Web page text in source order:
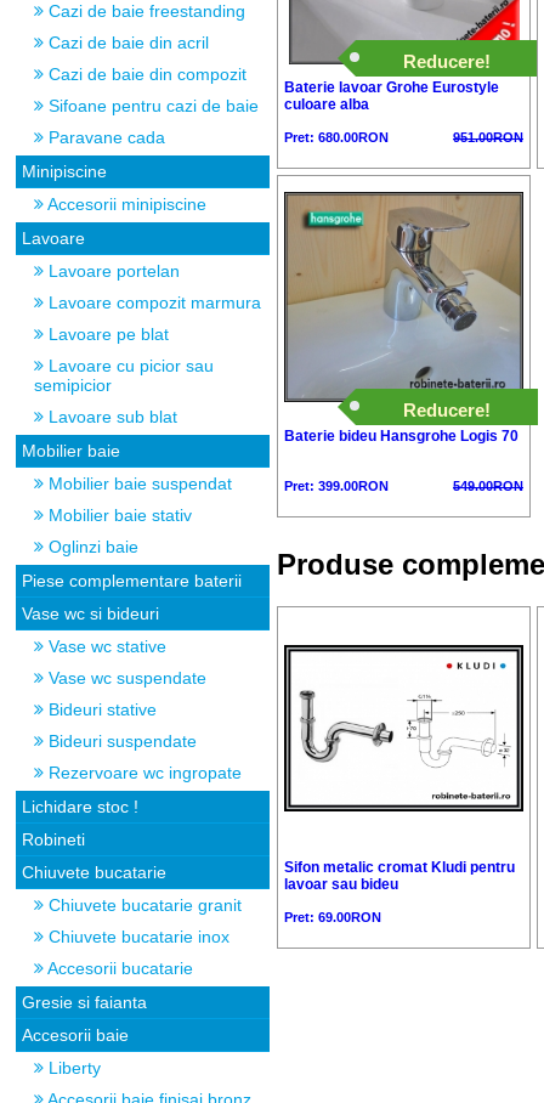
Cazi de baie freestanding
Cazi de baie din acril
Cazi de baie din compozit
Sifoane pentru cazi de baie
Paravane cada
Minipiscine
Accesorii minipiscine
Lavoare
Lavoare portelan
Lavoare compozit marmura
Lavoare pe blat
Lavoare cu picior sau
semipicior
Lavoare sub blat
Mobilier baie
Mobilier baie suspendat
Mobilier baie stativ
Oglinzi baie
Piese complementare baterii
Vase wc si bideuri
Vase wc stative
Vase wc suspendate
Bideuri stative
Bideuri suspendate
Rezervoare wc ingropate
Lichidare stoc !
Robineti
Chiuvete bucatarie
Chiuvete bucatarie granit
Chiuvete bucatarie inox
Accesorii bucatarie
Gresie si faianta
Accesorii baie
Liberty
Reducere!
Baterie lavoar Grohe Eurostyle
culoare alba
Pret: 680.00RON 951.00RON
Reducere!
Baterie bideu Hansgrohe Logis 70
Pret: 399.00RON 549.00RON
Produse
Sifon metalic cromat Kludi pentru
lavoar sau bideu
Pret: 69.00RON